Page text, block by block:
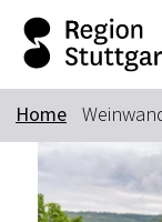
Keyword
Home